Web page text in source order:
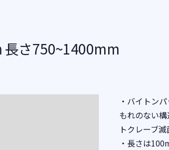
長さ750~1400mm
・バイトン
もれのない
トクレーブ滅
・長さは